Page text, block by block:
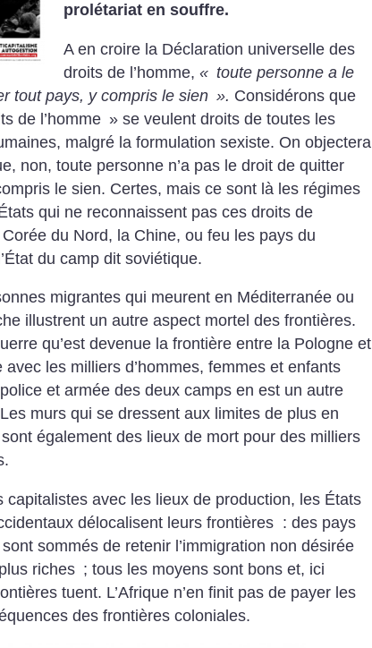
prolétariat en souffre.
A en croire la Déclaration universelle des
droits de l’homme, « toute personne a le
tout pays, y compris le sien ». Considérons que
de l’homme » se veulent droits de toutes les
malgré la formulation sexiste. On objectera
non, toute personne n’a pas le droit de quitter
le sien. Certes, mais ce sont là les régimes
qui ne reconnaissent pas ces droits de
du Nord, la Chine, ou feu les pays du
du camp dit soviétique.
migrantes qui meurent en Méditerranée ou
illustrent un autre aspect mortel des frontières.
qu’est devenue la frontière en­tre la Pologne et
avec les milliers d’hommes, femmes et enfants
et armée des deux camps en est un autre
murs qui se dressent aux limites de plus en
également des lieux de mort pour des milliers
capitalistes avec les lieux de production, les États
délocalisent leurs frontières : des pays
sommés de retenir l’immigration non désirée
riches ; tous les moyens sont bons et, ici
tuent. L’Afrique n’en finit pas de payer les
des frontières coloniales.